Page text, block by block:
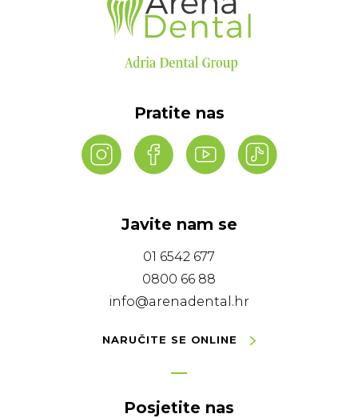
Javite nam se
01 6542 677
0800 66 88
info@arenadental.hr
NARUČITE SE ONLINE
Posjetite nas
Pratite nas